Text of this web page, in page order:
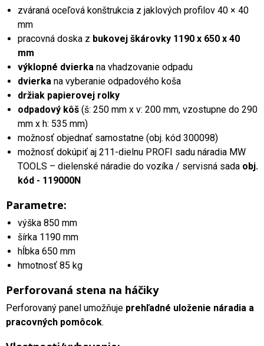
zváraná oceľová konštrukcia z jaklových profilov 40 × 40
mm
pracovná doska z bukovej škárovky 1190 x 650 x 40
mm
výklopné dvierka na vhadzovanie odpadu
dvierka na vyberanie odpadového koša
držiak papierovej rolky
odpadový kôš (š: 250 mm x v: 200 mm, vzostupne do 290
mm x h: 535 mm)
možnosť objednať samostatne (obj. kód 300098)
možnosť dokúpiť aj 211-dielnu PROFI sadu náradia MW
TOOLS – dielenské náradie do vozíka / servisná sada obj.
kód - 119000N
Parametre:
výška 850 mm
šírka 1190 mm
hĺbka 650 mm
hmotnosť 85 kg
Perforovaná stena na háčiky
Perforovaný panel umožňuje prehľadné uloženie náradia a
pracovných pomôcok.